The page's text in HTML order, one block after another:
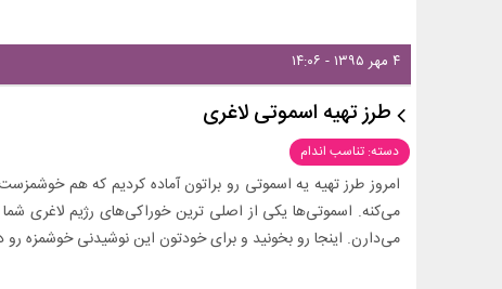
۴ مهر ۱۳۹۵ - ۱۴:۰۶
طرز تهیه اسموتی لاغری
دسته: تناسب اندام
امروز طرز تهیه یه اسموتی رو براتون آماده کردیم که هم
می‌کنه. اسموتی‌ها یکی از اصلی ترین خوراکی‌های رژیم لاغری
می‌دارن. اینجا رو بخونید و برای خودتون این نوشیدنی خوشمزه